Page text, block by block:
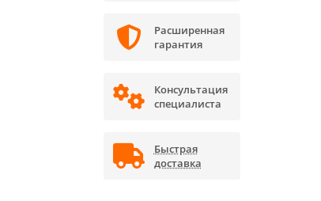
Расширенная
гарантия
Консультация
специалиста
Быстрая
доставка